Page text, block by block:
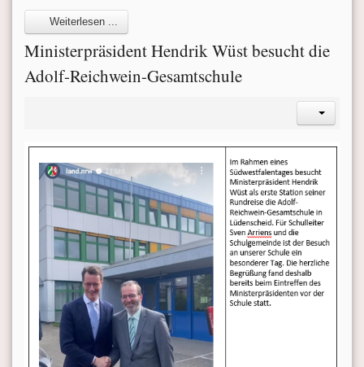
Weiterlesen ...
Ministerpräsident Hendrik Wüst besucht die
Adolf-Reichwein-Gesamtschule